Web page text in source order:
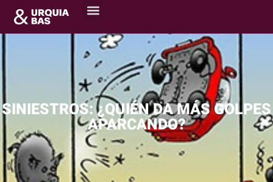
SINIESTROS: ¿QUIÉN DA MÁS GOLPES
APARCANDO?